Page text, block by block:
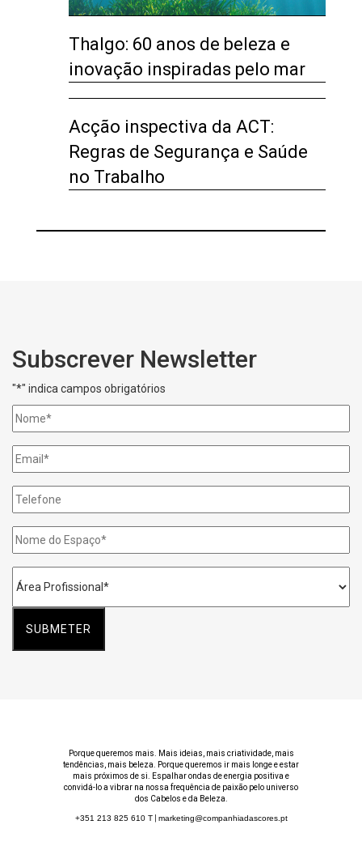
Thalgo: 60 anos de beleza e
inovação inspiradas pelo mar
Acção inspectiva da ACT:
Regras de Segurança e Saúde
no Trabalho
Subscrever Newsletter
"*" indica campos obrigatórios
Nome
*
Email*
Telefone
Nome
Espaço*
Profissional*
Porque queremos mais. Mais ideias, mais criatividade, mais
tendências, mais beleza. Porque queremos ir mais longe e estar
mais próximos de si. Espalhar ondas de energia positiva e
convidá-lo a vibrar na nossa frequência de paixão pelo universo
dos Cabelos e da Beleza.
+351 213 825 610 T| marketing@companhiadascores.pt